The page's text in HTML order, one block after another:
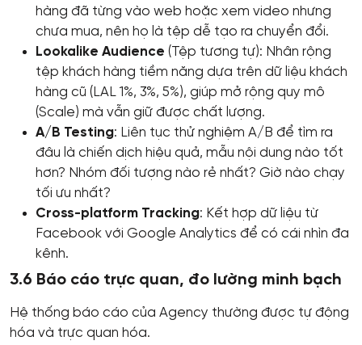
hàng đã từng vào web hoặc xem video nhưng
chưa mua, nên họ là tệp dễ tạo ra chuyển đổi.
Lookalike Audience (Tệp tương tự): Nhân rộng
tệp khách hàng tiềm năng dựa trên dữ liệu khách
hàng cũ (LAL 1%, 3%, 5%), giúp mở rộng quy mô
(Scale) mà vẫn giữ được chất lượng.
A/B Testing: Liên tục thử nghiệm A/B để tìm ra
đâu là chiến dịch hiệu quả, mẫu nội dung nào tốt
hơn? Nhóm đối tượng nào rẻ nhất? Giờ nào chạy
tối ưu nhất?
Cross-platform Tracking: Kết hợp dữ liệu từ
Facebook với Google Analytics để có cái nhìn đa
kênh.
3.6 Báo cáo trực quan, đo lường minh bạch
Hệ thống báo cáo của Agency thường được tự động
hóa và trực quan hóa.